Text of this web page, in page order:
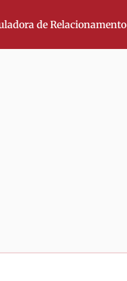
de Relacionamento